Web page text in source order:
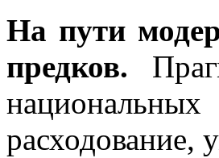
На пути
предков.
расходование,